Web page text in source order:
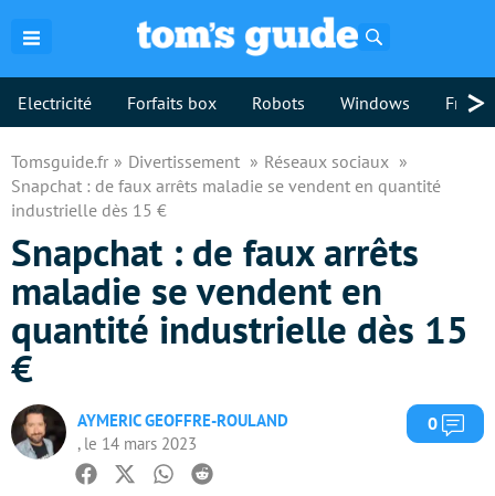
Electricité Forfaits box Robots Windows >
Tomsguide.fr Divertissement
Réseaux sociaux
Snapchat : de faux arrêts maladie se vendent en quantité
industrielle dès 15 €
Snapchat : de faux arrêts
maladie se vendent en
quantité industrielle dès 15
€
AYMERIC GEOFFRE-ROULAND
, le 14 mars 2023
0
Facebook
TwitterWhatsapp
Reddit